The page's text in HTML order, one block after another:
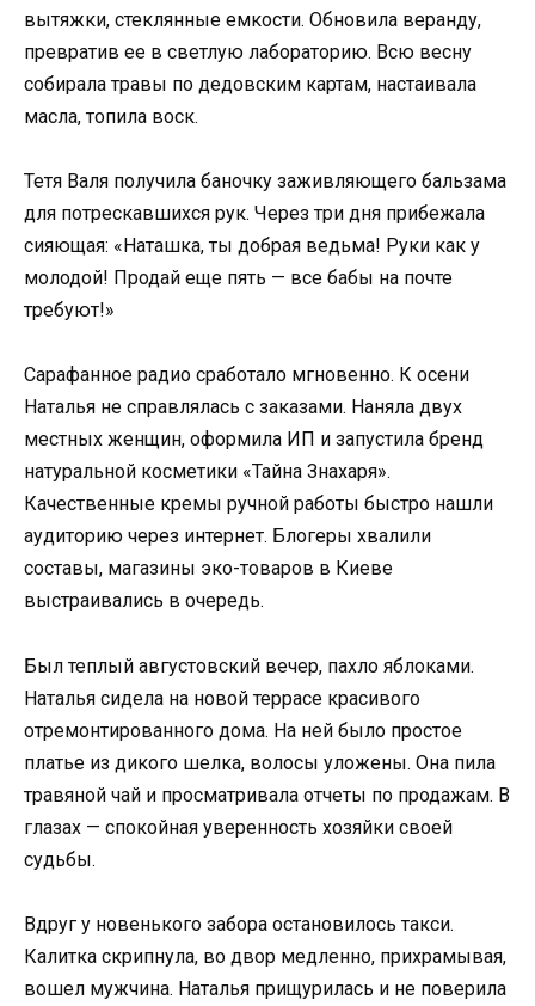
вытяжки, стеклянные емкости. Обновила веранду,
превратив ее в светлую лабораторию. Всю весну
собирала травы по дедовским картам, настаивала
масла, топила воск.
Тетя Валя получила баночку заживляющего бальзама
для потрескавшихся рук. Через три дня прибежала
сияющая: «Наташка, ты добрая ведьма! Руки как у
молодой! Продай еще пять — все бабы на почте
требуют!»
Сарафанное радио сработало мгновенно. К осени
Наталья не справлялась с заказами. Наняла двух
местных женщин, оформила ИП и запустила бренд
натуральной косметики «Тайна Знахаря».
Качественные кремы ручной работы быстро нашли
аудиторию через интернет. Блогеры хвалили
составы, магазины эко-товаров в Киеве
выстраивались в очередь.
Был теплый августовский вечер, пахло яблоками.
Наталья сидела на новой террасе красивого
отремонтированного дома. На ней было простое
платье из дикого шелка, волосы уложены. Она пила
травяной чай и просматривала отчеты по продажам. В
глазах — спокойная уверенность хозяйки своей
судьбы.
Вдруг у новенького забора остановилось такси.
Калитка скрипнула, во двор медленно, прихрамывая,
вошел мужчина. Наталья прищурилась и не поверила